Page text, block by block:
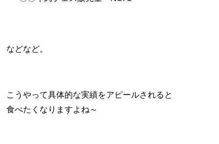
などなど。
こうやって具体的な実績をアピールされると
食べたくなりますよね～